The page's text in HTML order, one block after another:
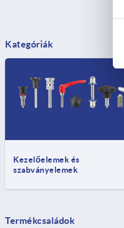
Kategóriák
Kezelőelemek és
szabványelemek
Termékcsaládok